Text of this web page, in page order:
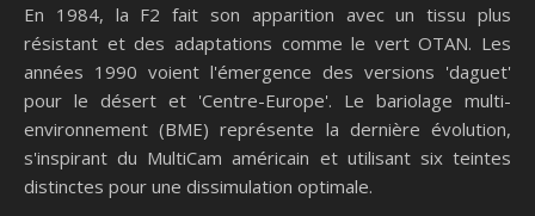
En 1984, la F2 fait son apparition avec un tissu plus
résistant et des adaptations comme le vert OTAN. Les
années 1990 voient l'émergence des versions 'daguet'
pour le désert et 'Centre-Europe'. Le bariolage multi-
environnement (BME) représente la dernière évolution,
s'inspirant du MultiCam américain et utilisant six teintes
distinctes pour une dissimulation optimale.